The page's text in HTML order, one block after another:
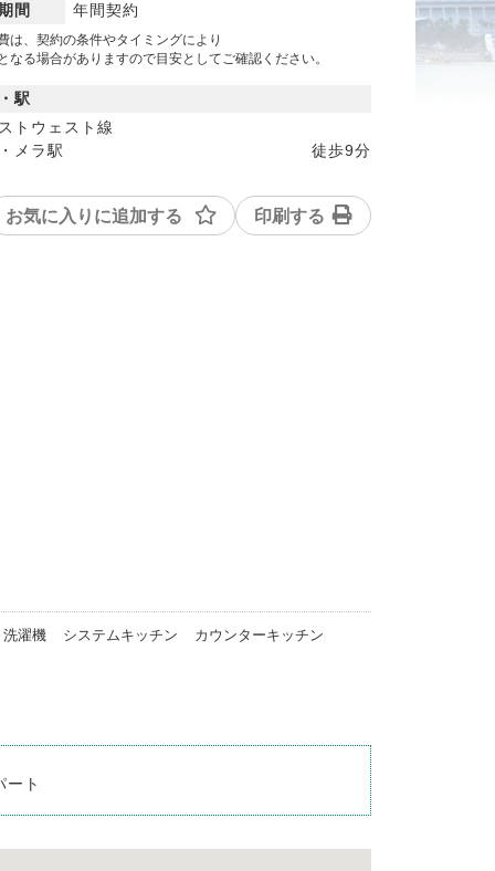
間
年間契約
は、契約の条件やタイミングにより
る場合がありますので目安としてご確認ください。
駅
トウェスト線
メラ駅
徒歩9分
お気に入りに追加する 印刷する
洗濯機 システムキッチン カウンターキッチン
ート